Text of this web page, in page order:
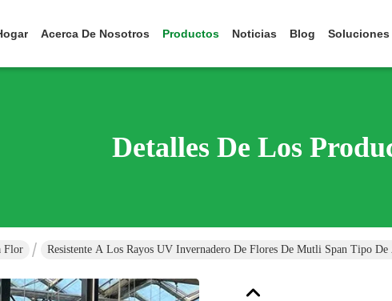
Acerca De Nosotros Productos Noticias Blog Soluciones
Detalles De Los
Flor Resistente A Los Rayos UV Invernadero De Flores De Mutli Span Tipo